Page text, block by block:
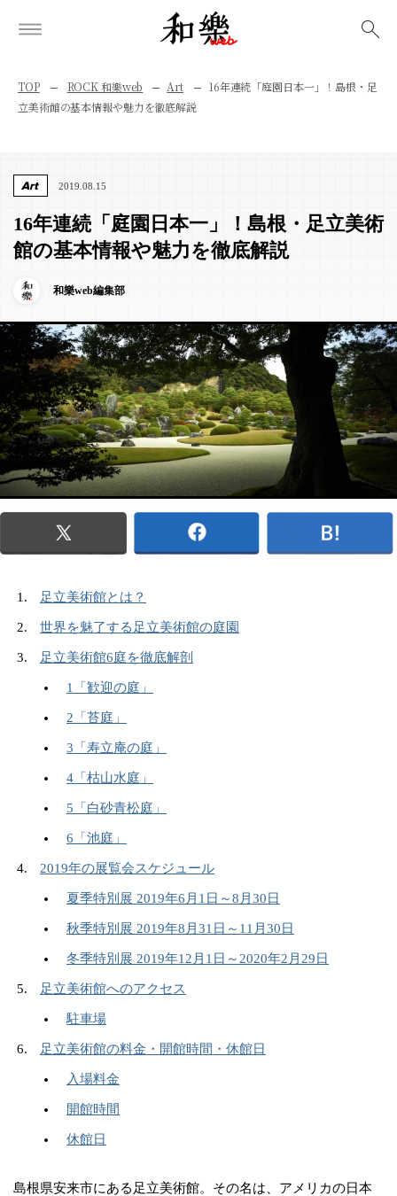
TOP ROCK 和樂web Art
16年連続「庭園日本一」！島根・足
立美術館の基本情報や魅力を徹底解説
Art 2019.08.15
16年連続「庭園日本一」！島根・足立美術
館の基本情報や魅力を徹底解説
和樂web編集部
足立美術館とは？
世界を魅了する足立美術館の庭園
足立美術館6庭を徹底解剖
1「歓迎の庭」
2「苔庭」
3「寿立庵の庭」
4「枯山水庭」
5「白砂青松庭」
6「池庭」
2019年の展覧会スケジュール
夏季特別展 2019年6月1日～8月30日
秋季特別展 2019年8月31日～11月30日
冬季特別展 2019年12月1日～2020年2月29日
足立美術館へのアクセス
駐車場
足立美術館の料金・開館時間・休館日
入場料金
開館時間
休館日
島根県安来市にある足立美術館。その名は、アメリカの日本